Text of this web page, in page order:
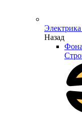
Электрика
Назад